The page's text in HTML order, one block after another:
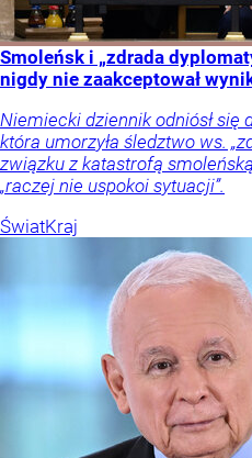
Smoleńsk i „zdrada
nigdy nie zaakceptował
Niemiecki dziennik odniósł się
która umorzyła śledztwo ws.
związku z katastrofą
„raczej nie uspokoi sytuacji”.
ŚwiatKraj